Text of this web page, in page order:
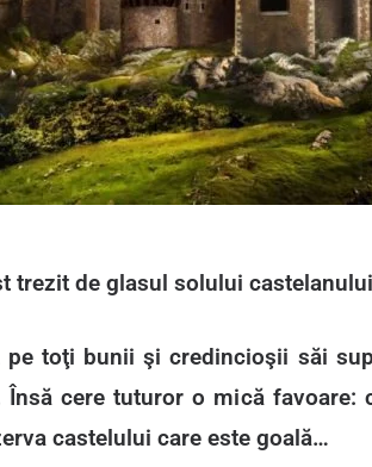
trezit de glasul solului
toţi bunii şi credincioşii săi
cere tuturor o mică favoare:
castelului care este goală…